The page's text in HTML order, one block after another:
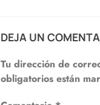
DEJA UN
Tu dirección de
obligatorios están